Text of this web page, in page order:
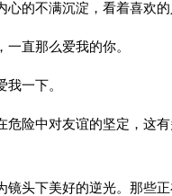
的不满沉淀，看着喜欢的
直那么爱我的你。
一下。
危险中对友谊的坚定，这
头下美好的逆光。那些